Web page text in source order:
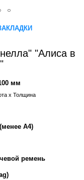
"Алиса в
мм
x Толщина
А4)
ремень